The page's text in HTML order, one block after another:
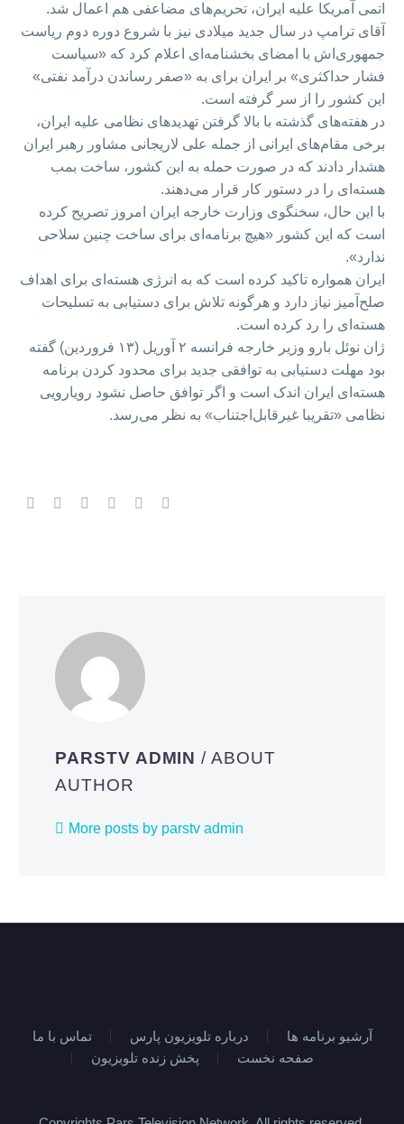
اتمی آمریکا علیه ایران، تحریم‌های مضاعفی هم اعمال شد.
آقای ترامپ در سال جدید میلادی نیز با شروع دوره دوم ریاست
جمهوری‌اش با امضای بخشنامه‌ای اعلام کرد که «سیاست
فشار حداکثری» بر ایران برای به «صفر رساندن درآمد نفتی»
این کشور را از سر گرفته است.
در هفته‌های گذشته با بالا گرفتن تهدیدهای نظامی علیه ایران،
برخی مقام‌های ایرانی از جمله علی لاریجانی مشاور رهبر ایران
هشدار دادند که در صورت حمله به این کشور، ساخت بمب
هسته‌ای را در دستور کار قرار می‌دهند.
با این حال، سخنگوی وزارت خارجه ایران امروز تصریح کرده
است که این کشور «هیچ برنامه‌ای برای ساخت چنین سلاحی
ندارد».
ایران همواره تاکید کرده است که به انرژی هسته‌ای برای اهداف
صلح‌آمیز نیاز دارد و هرگونه تلاش برای دستیابی به تسلیحات
هسته‌ای را رد کرده است.
ژان نوئل بارو وزیر خارجه فرانسه ۲ آوریل (۱۳ فروردین) گفته
بود مهلت دستیابی به توافقی جدید برای محدود کردن برنامه
هسته‌ای ایران اندک است و اگر توافق حاصل نشود رویارویی
نظامی «تقریبا غیرقابل‌اجتناب» به نظر می‌رسد.
PARSTV ADMIN/ ABOUT
AUTHOR
More posts by parstv admin
تماس با ما درباره تلویزیون پارس
آرشیو برنامه ها
پخش زنده تلویزیون
صفحه نخست